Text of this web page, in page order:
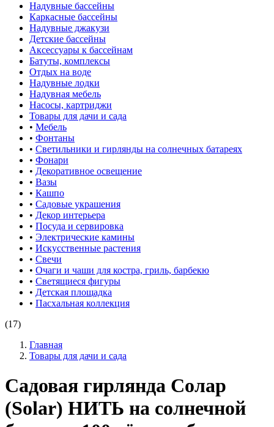
Надувные бассейны
Каркасные бассейны
Надувные джакузи
Детские бассейны
Аксессуары к бассейнам
Батуты, комплексы
Отдых на воде
Надувные лодки
Надувная мебель
Насосы, картриджи
Товары для дачи и сада
• Мебель
• Фонтаны
• Светильники и гирлянды на солнечных батареях
• Фонари
• Декоративное освещение
• Вазы
• Кашпо
• Садовые украшения
• Декор интерьера
• Посуда и сервировка
• Электрические камины
• Искусственные растения
• Свечи
• Очаги и чаши для костра, гриль, барбекю
• Светящиеся фигуры
• Детская площадка
• Пасхальная коллекция
(17)
Главная
Товары для дачи и сада
Садовая гирлянда Солар
(Solar) НИТЬ на солнечной